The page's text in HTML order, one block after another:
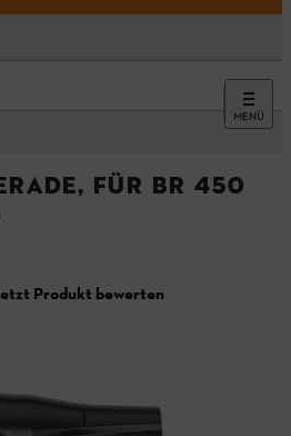
MENÜ
für BR 450
Produkt bewerten